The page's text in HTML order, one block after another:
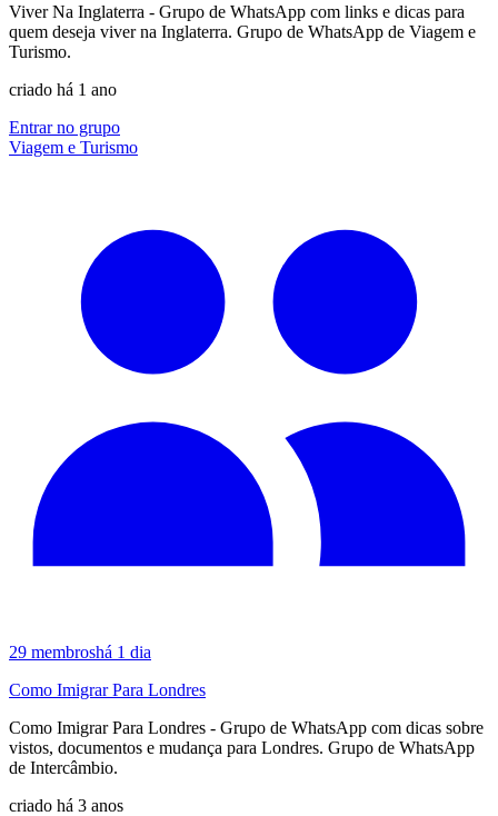
Viver Na Inglaterra - Grupo de WhatsApp com links e dicas para
quem deseja viver na Inglaterra. Grupo de WhatsApp de Viagem e
Turismo.
criado há 1 ano
Entrar no grupo
Viagem e Turismo
29 membroshá 1 dia
Como Imigrar Para Londres
Como Imigrar Para Londres - Grupo de WhatsApp com dicas sobre
vistos, documentos e mudança para Londres. Grupo de WhatsApp
de Intercâmbio.
criado há 3 anos